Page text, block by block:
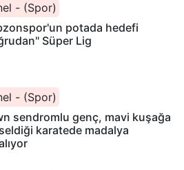
- (Spor)
potada hedefi
Süper Lig
- (Spor)
sendromlu genç, mavi kuşağa
karatede madalya